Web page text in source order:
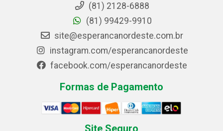
(81) 2128-6888
(81) 99429-9910
site@esperancanordeste.com.br
instagram.com/esperancanordeste
facebook.com/esperancanordeste
Formas de Pagamento